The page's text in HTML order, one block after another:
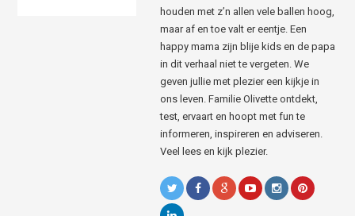
houden met z’n allen vele ballen hoog,
maar af en toe valt er eentje. Een
happy mama zijn blije kids en de papa
in dit verhaal niet te vergeten. We
geven jullie met plezier een kijkje in
ons leven. Familie Olivette ontdekt,
test, ervaart en hoopt met fun te
informeren, inspireren en adviseren.
Veel lees en kijk plezier.